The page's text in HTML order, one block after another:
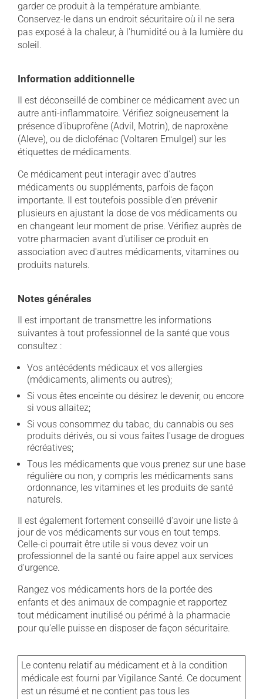
garder ce produit à la température ambiante.
Conservez-le dans un endroit sécuritaire où il ne sera
pas exposé à la chaleur, à l'humidité ou à la lumière du
soleil.
Information additionnelle
Il est déconseillé de combiner ce médicament avec un
autre anti-inflammatoire. Vérifiez soigneusement la
présence d'ibuprofène (Advil, Motrin), de naproxène
(Aleve), ou de diclofénac (Voltaren Emulgel) sur les
étiquettes de médicaments.
Ce médicament peut interagir avec d'autres
médicaments ou suppléments, parfois de façon
importante. Il est toutefois possible d'en prévenir
plusieurs en ajustant la dose de vos médicaments ou
en changeant leur moment de prise. Vérifiez auprès de
votre pharmacien avant d'utiliser ce produit en
association avec d'autres médicaments, vitamines ou
produits naturels.
Notes générales
Il est important de transmettre les informations
suivantes à tout professionnel de la santé que vous
consultez :
Vos antécédents médicaux et vos allergies
(médicaments, aliments ou autres);
Si vous êtes enceinte ou désirez le devenir, ou encore
si vous allaitez;
Si vous consommez du tabac, du cannabis ou ses
produits dérivés, ou si vous faites l'usage de drogues
récréatives;
Tous les médicaments que vous prenez sur une base
régulière ou non, y compris les médicaments sans
ordonnance, les vitamines et les produits de santé
naturels.
Il est également fortement conseillé d'avoir une liste à
jour de vos médicaments sur vous en tout temps.
Celle-ci pourrait être utile si vous devez voir un
professionnel de la santé ou faire appel aux services
d'urgence.
Rangez vos médicaments hors de la portée des
enfants et des animaux de compagnie et rapportez
tout médicament inutilisé ou périmé à la pharmacie
pour qu'elle puisse en disposer de façon sécuritaire.
Le contenu relatif au médicament et à la condition
médicale est fourni par Vigilance Santé. Ce document
est un résumé et ne contient pas tous les